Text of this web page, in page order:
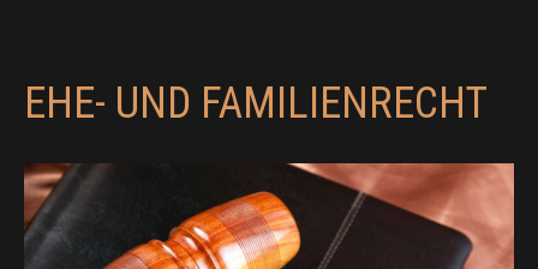
EHE- UND FAMILIENRECHT